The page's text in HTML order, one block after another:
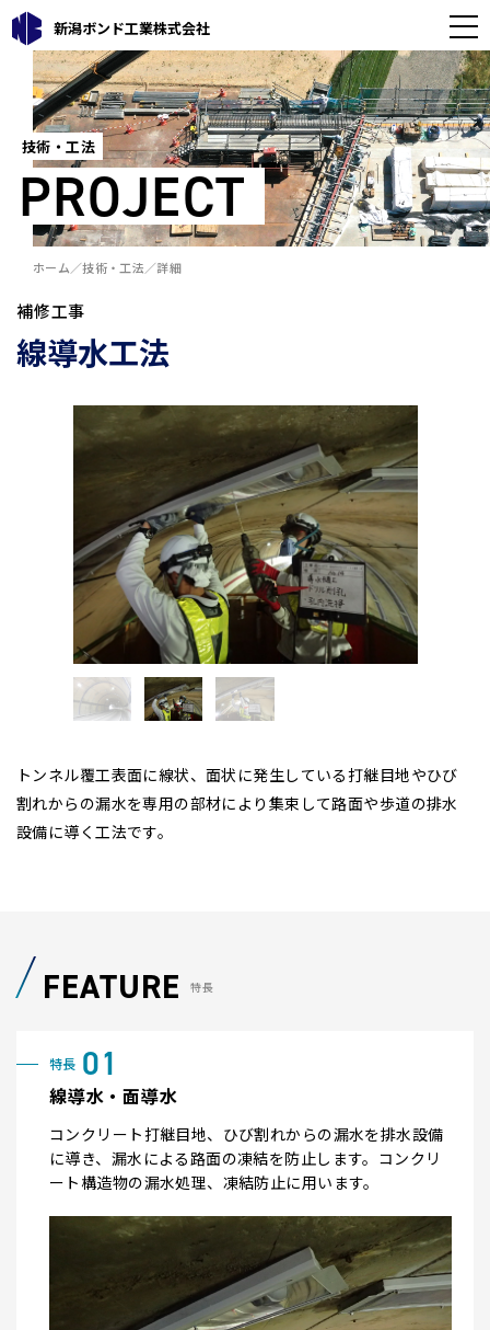
新潟ボンド工業株式会社
技術・工法
PROJECT
ホーム 技術・工法 詳細
補修工事
線導水工法
トンネル覆工表面に線状、面状に発生している打継目地やひび
割れからの漏水を専用の部材により集束して路面や歩道の排水
設備に導く工法です。
FEATURE 特長
線導水・面導水
コンクリート打継目地、ひび割れからの漏水を排水設備
に導き、漏水による路面の凍結を防止します。コンクリ
ート構造物の漏水処理、凍結防止に用います。